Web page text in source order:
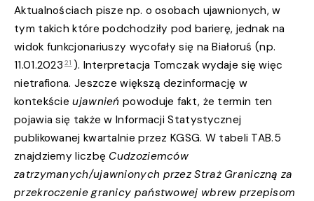
Aktualnościach pisze np. o osobach ujawnionych, w
tym takich które podchodziły pod barierę, jednak na
widok funkcjonariuszy wycofały się na Białoruś (np.
11.01.2023 21 ). Interpretacja Tomczak wydaje się więc
nietrafiona. Jeszcze większą dezinformację w
kontekścieujawnieńpowoduje fakt, że termin ten
pojawia się także w Informacji Statystycznej
publikowanej kwartalnie przez KGSG. W tabeli TAB.5
znajdziemy liczbę Cudzoziemców
zatrzymanych/ujawnionych przez Straż Graniczną za
przekroczenie granicy państwowej wbrew przepisom